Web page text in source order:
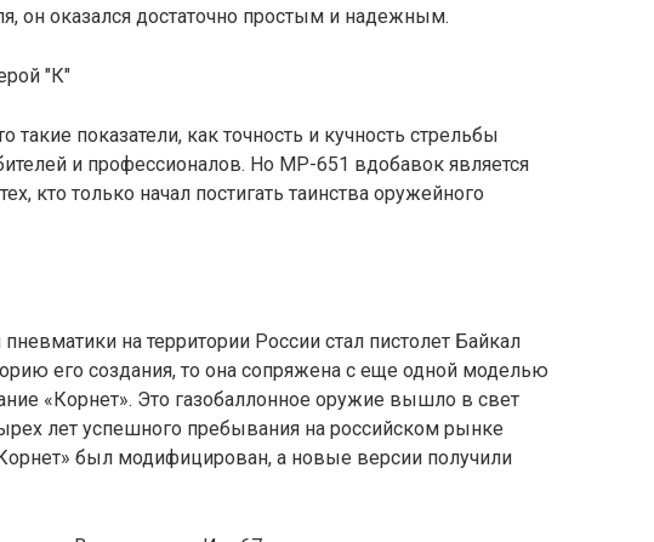
он оказался достаточно простым и надежным.
такие показатели, как точность и кучность стрельбы
и профессионалов. Но МР-651 вдобавок является
кто только начал постигать таинства оружейного
на территории России стал пистолет Байкал
его создания, то она сопряжена с еще одной моделью
«Корнет». Это газобаллонное оружие вышло в свет
лет успешного пребывания на российском рынке
был модифицирован, а новые версии получили